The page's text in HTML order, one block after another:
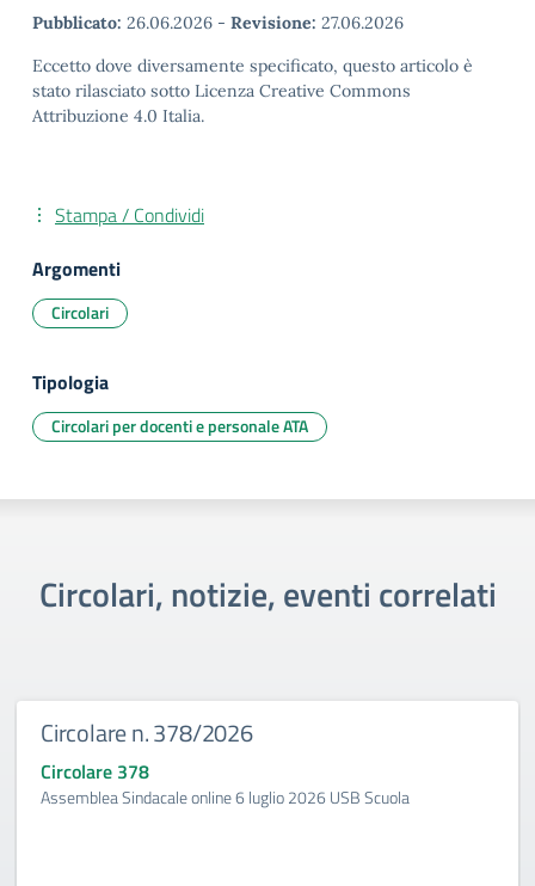
Pubblicato: 26.06.2026 - Revisione: 27.06.2026
Eccetto dove diversamente specificato, questo articolo è
stato rilasciato sotto Licenza Creative Commons
Attribuzione 4.0 Italia.
Stampa / Condividi
Argomenti
Circolari
Tipologia
Circolari per docenti e personale ATA
Circolari, notizie, eventi correlati
Circolare n. 378/2026
Circolare 378
Assemblea Sindacale online 6 luglio 2026 USB Scuola